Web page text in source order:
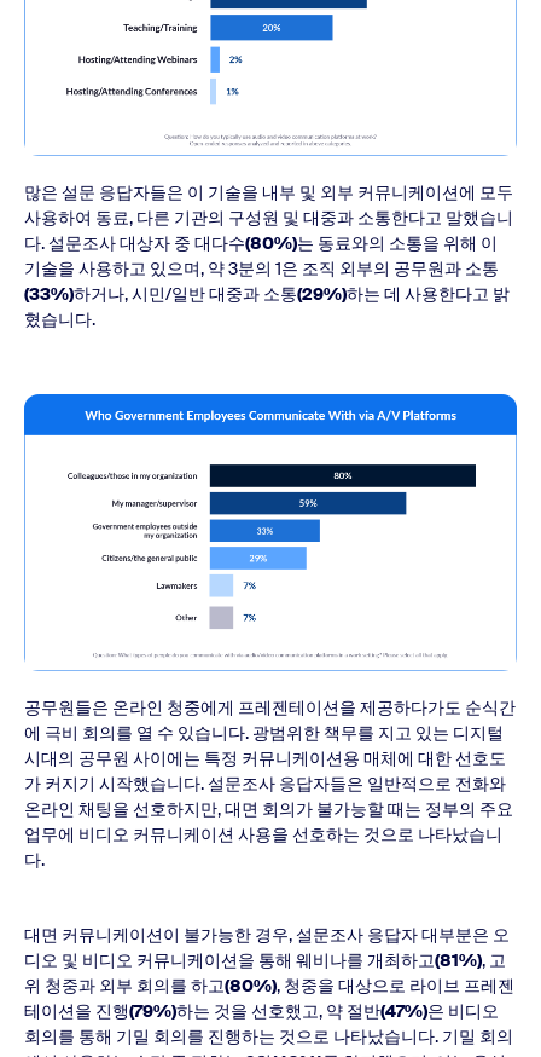
많은 설문 응답자들은 이 기술을 내부 및 외부 커뮤니케이션에 모두
사용하여 동료, 다른 기관의 구성원 및 대중과 소통한다고 말했습니
다. 설문조사 대상자 중 대다수(80%)는 동료와의 소통을 위해 이
기술을 사용하고 있으며, 약 3분의 1은 조직 외부의 공무원과 소통
(33%)하거나, 시민/일반 대중과 소통(29%)하는 데 사용한다고 밝
혔습니다.
공무원들은 온라인 청중에게 프레젠테이션을 제공하다가도 순식간
에 극비 회의를 열 수 있습니다. 광범위한 책무를 지고 있는 디지털
시대의 공무원 사이에는 특정 커뮤니케이션용 매체에 대한 선호도
가 커지기 시작했습니다. 설문조사 응답자들은 일반적으로 전화와
온라인 채팅을 선호하지만, 대면 회의가 불가능할 때는 정부의 주요
업무에 비디오 커뮤니케이션 사용을 선호하는 것으로 나타났습니
다.
대면 커뮤니케이션이 불가능한 경우, 설문조사 응답자 대부분은 오
디오 및 비디오 커뮤니케이션을 통해 웨비나를 개최하고(81%), 고
위 청중과 외부 회의를 하고(80%), 청중을 대상으로 라이브 프레젠
테이션을 진행(79%)하는 것을 선호했고, 약 절반(47%)은 비디오
회의를 통해 기밀 회의를 진행하는 것으로 나타났습니다. 기밀 회의